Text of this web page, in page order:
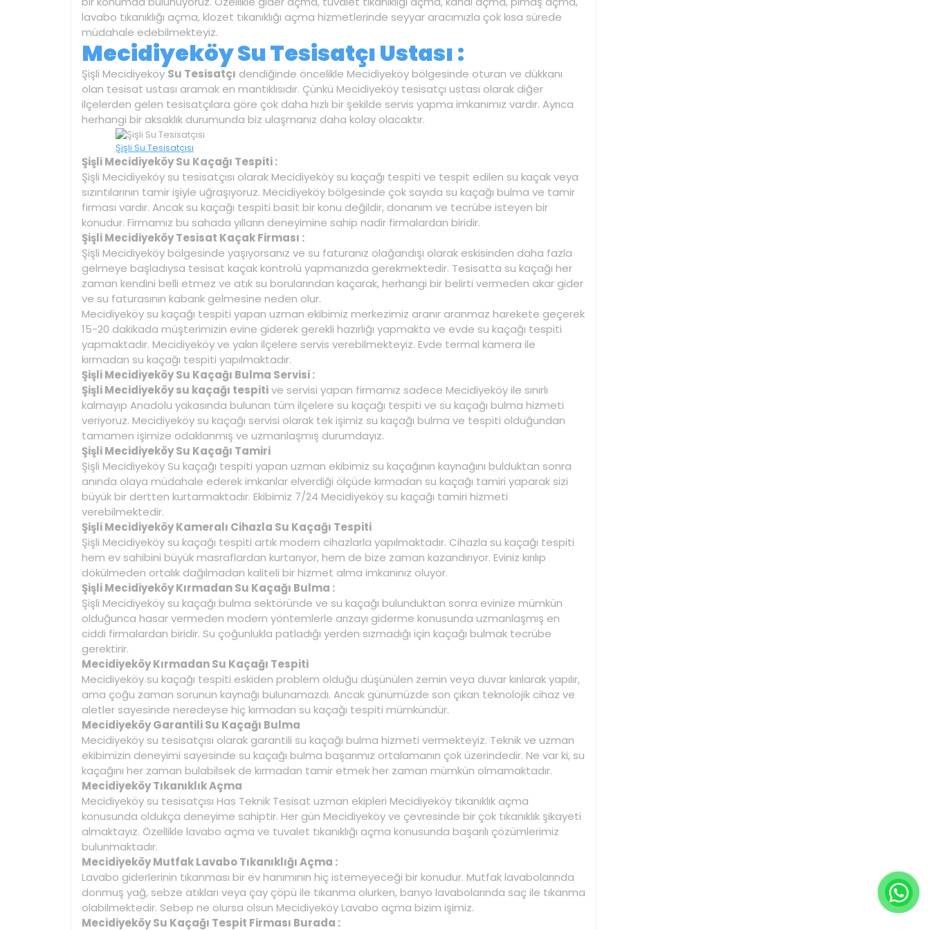
lavabo tıkanıklığı açma, klozet tıkanıklığı açma hizmetlerinde seyyar aracımızla çok kısa sürede
müdahale edebilmekteyiz.
Mecidiyeköy Su Tesisatçı Ustası :
Şişli Mecidiyeköy Su Tesisatçı dendiğinde öncelikle Mecidiyeköy bölgesinde oturan ve dükkanı
olan tesisat ustası aramak en mantıklısıdır. Çünkü Mecidiyeköy tesisatçı ustası olarak diğer
ilçelerden gelen tesisatçılara göre çok daha hızlı bir şekilde servis yapma imkanımız vardır. Ayrıca
herhangi bir aksaklık durumunda biz ulaşmanız daha kolay olacaktır.
Şişli Su Tesisatçısı
Şişli Mecidiyeköy Su Kaçağı Tespiti :
Şişli Mecidiyeköy su tesisatçısı olarak Mecidiyeköy su kaçağı tespiti ve tespit edilen su kaçak veya
sızıntılarının tamir işiyle uğraşıyoruz. Mecidiyeköy bölgesinde çok sayıda su kaçağı bulma ve tamir
firması vardır. Ancak su kaçağı tespiti basit bir konu değildir, donanım ve tecrübe isteyen bir
konudur. Firmamız bu sahada yılların deneyimine sahip nadir firmalardan biridir.
Şişli Mecidiyeköy Tesisat Kaçak Firması :
Şişli Mecidiyeköy bölgesinde yaşıyorsanız ve su faturanız olağandışı olarak eskisinden daha fazla
gelmeye başladıysa tesisat kaçak kontrolü yapmanızda gerekmektedir. Tesisatta su kaçağı her
zaman kendini belli etmez ve atık su borularından kaçarak, herhangi bir belirti vermeden akar gider
ve su faturasının kabarık gelmesine neden olur.
Mecidiyeköy su kaçağı tespiti yapan uzman ekibimiz merkezimiz aranır aranmaz harekete geçerek
15-20 dakikada müşterimizin evine giderek gerekli hazırlığı yapmakta ve evde su kaçağı tespiti
yapmaktadır. Mecidiyeköy ve yakın ilçelere servis verebilmekteyiz. Evde termal kamera ile
kırmadan su kaçağı tespiti yapılmaktadır.
Şişli Mecidiyeköy Su Kaçağı Bulma Servisi :
Şişli Mecidiyeköy su kaçağı tespitive servisi yapan firmamız sadece Mecidiyeköy ile sınırlı
kalmayıp Anadolu yakasında bulunan tüm ilçelere su kaçağı tespiti ve su kaçağı bulma hizmeti
veriyoruz. Mecidiyeköy su kaçağı servisi olarak tek işimiz su kaçağı bulma ve tespiti olduğundan
tamamen işimize odaklanmış ve uzmanlaşmış durumdayız.
Şişli Mecidiyeköy Su Kaçağı Tamiri
Şişli Mecidiyeköy Su kaçağı tespiti yapan uzman ekibimiz su kaçağının kaynağını bulduktan sonra
anında olaya müdahale ederek imkanlar elverdiği ölçüde kırmadan su kaçağı tamiri yaparak sizi
büyük bir dertten kurtarmaktadır. Ekibimiz 7/24 Mecidiyeköy su kaçağı tamiri hizmeti
verebilmektedir.
Şişli Mecidiyeköy Kameralı Cihazla Su Kaçağı Tespiti
Şişli Mecidiyeköy su kaçağı tespiti artık modern cihazlarla yapılmaktadır. Cihazla su kaçağı tespiti
hem ev sahibini büyük masraflardan kurtarıyor, hem de bize zaman kazandırıyor. Eviniz kırılıp
dökülmeden ortalık dağılmadan kaliteli bir hizmet alma imkanınız oluyor.
Şişli Mecidiyeköy Kırmadan Su Kaçağı Bulma :
Şişli Mecidiyeköy su kaçağı bulma sektöründe ve su kaçağı bulunduktan sonra evinize mümkün
olduğunca hasar vermeden modern yöntemlerle arızayı giderme konusunda uzmanlaşmış en
ciddi firmalardan biridir. Su çoğunlukla patladığı yerden sızmadığı için kaçağı bulmak tecrübe
gerektirir.
Mecidiyeköy Kırmadan Su Kaçağı Tespiti
Mecidiyeköy su kaçağı tespiti eskiden problem olduğu düşünülen zemin veya duvar kırılarak yapılır,
ama çoğu zaman sorunun kaynağı bulunamazdı. Ancak günümüzde son çıkan teknolojik cihaz ve
aletler sayesinde neredeyse hiç kırmadan su kaçağı tespiti mümkündür.
Mecidiyeköy Garantili Su Kaçağı Bulma
Mecidiyeköy su tesisatçısı olarak garantili su kaçağı bulma hizmeti vermekteyiz. Teknik ve uzman
ekibimizin deneyimi sayesinde su kaçağı bulma başarımız ortalamanın çok üzerindedir. Ne var ki, su
kaçağını her zaman bulabilsek de kırmadan tamir etmek her zaman mümkün olmamaktadır.
Mecidiyeköy Tıkanıklık Açma
Mecidiyeköy su tesisatçısı Has Teknik Tesisat uzman ekipleri Mecidiyeköy tıkanıklık açma
konusunda oldukça deneyime sahiptir. Her gün Mecidiyeköy ve çevresinde bir çok tıkanıklık şikayeti
almaktayız. Özellikle lavabo açma ve tuvalet tıkanıklığı açma konusunda başarılı çözümlerimiz
bulunmaktadır.
Mecidiyeköy Mutfak Lavabo Tıkanıklığı Açma :
Lavabo giderlerinin tıkanması bir ev hanımının hiç istemeyeceği bir konudur. Mutfak lavabolarında
donmuş yağ, sebze atıkları veya çay çöpü ile tıkanma olurken, banyo lavabolarında saç ile tıkanma
olabilmektedir. Sebep ne olursa olsun Mecidiyeköy Lavabo açma bizim işimiz.
Mecidiyeköy Su Kaçağı Tespit Firması Burada :